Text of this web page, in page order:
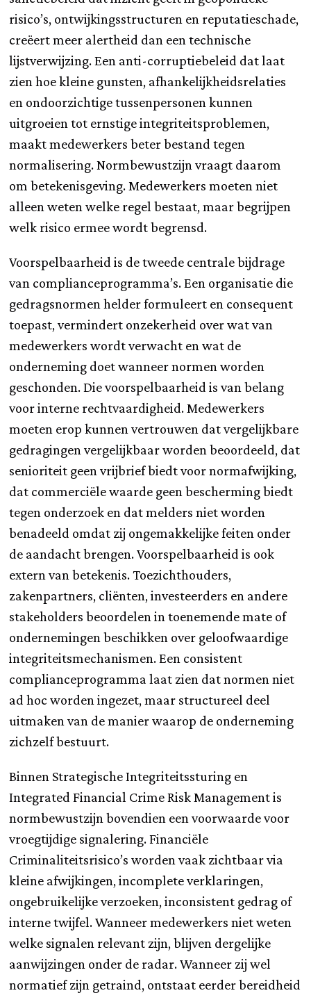
risico’s, ontwijkingsstructuren en reputatieschade,
creëert meer alertheid dan een technische
lijstverwijzing. Een anti-corruptiebeleid dat laat
zien hoe kleine gunsten, afhankelijkheidsrelaties
en ondoorzichtige tussenpersonen kunnen
uitgroeien tot ernstige integriteitsproblemen,
maakt medewerkers beter bestand tegen
normalisering. Normbewustzijn vraagt daarom
om betekenisgeving. Medewerkers moeten niet
alleen weten welke regel bestaat, maar begrijpen
welk risico ermee wordt begrensd.
Voorspelbaarheid is de tweede centrale bijdrage
van complianceprogramma’s. Een organisatie die
gedragsnormen helder formuleert en consequent
toepast, vermindert onzekerheid over wat van
medewerkers wordt verwacht en wat de
onderneming doet wanneer normen worden
geschonden. Die voorspelbaarheid is van belang
voor interne rechtvaardigheid. Medewerkers
moeten erop kunnen vertrouwen dat vergelijkbare
gedragingen vergelijkbaar worden beoordeeld, dat
senioriteit geen vrijbrief biedt voor normafwijking,
dat commerciële waarde geen bescherming biedt
tegen onderzoek en dat melders niet worden
benadeeld omdat zij ongemakkelijke feiten onder
de aandacht brengen. Voorspelbaarheid is ook
extern van betekenis. Toezichthouders,
zakenpartners, cliënten, investeerders en andere
stakeholders beoordelen in toenemende mate of
ondernemingen beschikken over geloofwaardige
integriteitsmechanismen. Een consistent
complianceprogramma laat zien dat normen niet
ad hoc worden ingezet, maar structureel deel
uitmaken van de manier waarop de onderneming
zichzelf bestuurt.
Binnen Strategische Integriteitssturing en
Integrated Financial Crime Risk Management is
normbewustzijn bovendien een voorwaarde voor
vroegtijdige signalering. Financiële
Criminaliteitsrisico’s worden vaak zichtbaar via
kleine afwijkingen, incomplete verklaringen,
ongebruikelijke verzoeken, inconsistent gedrag of
interne twijfel. Wanneer medewerkers niet weten
welke signalen relevant zijn, blijven dergelijke
aanwijzingen onder de radar. Wanneer zij wel
normatief zijn getraind, ontstaat eerder bereidheid